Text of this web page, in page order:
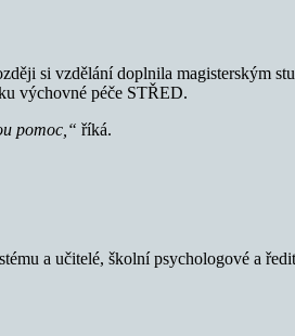
si vzdělání doplnila magisterským
výchovné péče STŘED.
pomoc,“ říká.
a učitelé, školní psychologové a